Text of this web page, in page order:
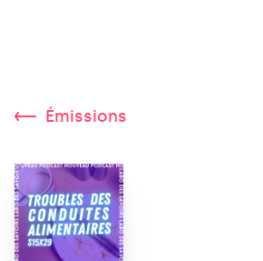
Émissions